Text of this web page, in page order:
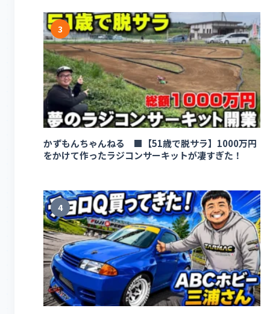
3
かずもんちゃんねる ■【51歳で脱サラ】1000万円
をかけて作ったラジコンサーキットが凄すぎた！
4